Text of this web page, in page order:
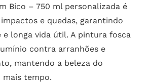
Bico – 750 ml personalizada é
e quedas, garantindo
e longa vida útil. A pintura fosca
contra arranhões e
mantendo a beleza do
tempo.